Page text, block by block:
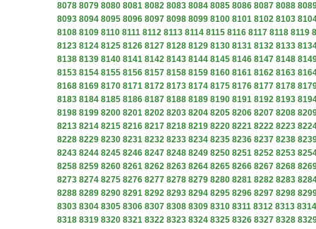
8078 8079 8080 8081 8082 8083 8084 8085 8086 8087 8088
8093 8094 8095 8096 8097 8098 8099 8100 8101 8102 8103
8108 8109 8110 8111 8112 8113 8114 8115 8116 8117 8118 8119
8123 8124 8125 8126 8127 8128 8129 8130 8131 8132 8133
8138 8139 8140 8141 8142 8143 8144 8145 8146 8147 8148
8153 8154 8155 8156 8157 8158 8159 8160 8161 8162 8163
8168 8169 8170 8171 8172 8173 8174 8175 8176 8177 8178
8183 8184 8185 8186 8187 8188 8189 8190 8191 8192 8193
8198 8199 8200 8201 8202 8203 8204 8205 8206 8207 8208
8213 8214 8215 8216 8217 8218 8219 8220 8221 8222 8223
8228 8229 8230 8231 8232 8233 8234 8235 8236 8237 8238
8243 8244 8245 8246 8247 8248 8249 8250 8251 8252 8253
8258 8259 8260 8261 8262 8263 8264 8265 8266 8267 8268
8273 8274 8275 8276 8277 8278 8279 8280 8281 8282 8283
8288 8289 8290 8291 8292 8293 8294 8295 8296 8297 8298
8303 8304 8305 8306 8307 8308 8309 8310 8311 8312 8313 8314
8318 8319 8320 8321 8322 8323 8324 8325 8326 8327 8328